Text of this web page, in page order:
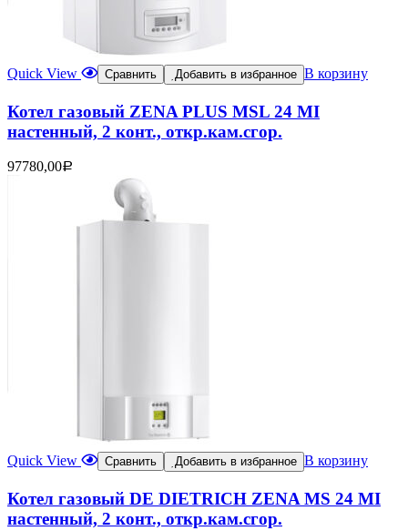
Quick View Сравнить Добавить в избранное В корзину
Котел газовый ZENA PLUS MSL 24 MI
настенный, 2 конт., откр.кам.сгор.
97780,00Р
Quick View Сравнить Добавить в избранное В корзину
Котел газовый DE DIETRICH ZENA MS 24 MI
настенный, 2 конт., откр.кам.сгор.